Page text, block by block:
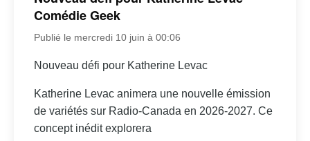
Comédie Geek
Publié le mercredi 10 juin à 00:06
Nouveau défi pour Katherine Levac
Katherine Levac animera une nouvelle émission
de variétés sur Radio-Canada en 2026-2027. Ce
concept inédit explorera